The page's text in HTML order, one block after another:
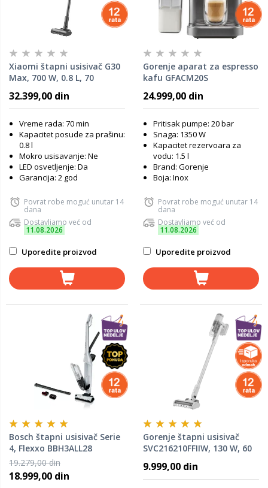
Xiaomi štapni usisivač G30
Max, 700 W, 0.8 L, 70
32.399,00 din
Vreme rada: 70 min
Kapacitet posude za prašinu:
0.8 l
Mokro usisavanje: Ne
LED osvetljenje: Da
Garancija: 2 god
Povrat robe moguć unutar 14
dana
Dostavljamo već od
11.08.2026
Uporedite proizvod
Gorenje aparat za espresso
kafu GFACM20S
24.999,00 din
Pritisak pumpe: 20 bar
Snaga: 1350 W
Kapacitet rezervoara za
vodu: 1.5 l
Brand: Gorenje
Boja: Inox
Povrat robe moguć unutar 14
dana
Dostavljamo već od
11.08.2026
Uporedite proizvod
Bosch štapni usisivač Serie
4, Flexxo BBH3ALL28
19.279,00 din
18.999,00 din
Gorenje štapni usisivač
SVC216210FFIIW, 130 W, 60
9.999,00 din